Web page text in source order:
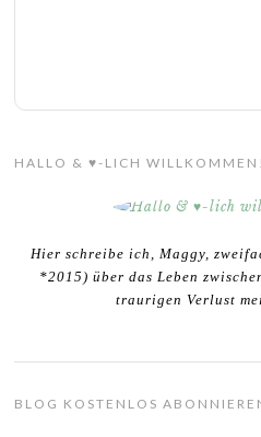
HALLO & ♥-LICH WILLKOMMEN!
Hier schreibe ich, Maggy,
*2015) über das Leben
traurigen Verlust
BLOG KOSTENLOS